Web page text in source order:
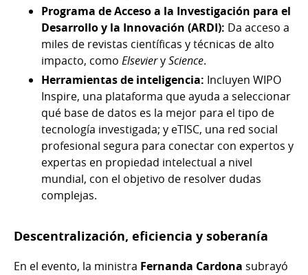
Programa de Acceso a la Investigación para el
Desarrollo y la Innovación (ARDI): Da acceso a
miles de revistas científicas y técnicas de alto
impacto, como ElsevieryScience.
Herramientas de inteligencia: Incluyen WIPO
Inspire, una plataforma que ayuda a seleccionar
qué base de datos es la mejor para el tipo de
tecnología investigada; y eTISC, una red social
profesional segura para conectar con expertos y
expertas en propiedad intelectual a nivel
mundial, con el objetivo de resolver dudas
complejas.
Descentralización, eficiencia y soberanía
En el evento, la ministra Fernanda Cardona subrayó